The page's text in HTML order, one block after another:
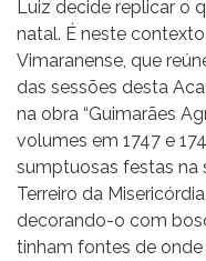
Luiz decide replicar o
natal. É neste
Vimaranense, que
das sessões desta
na obra “Guimarães
volumes em 1747 e
sumptuosas festas na
Terreiro da
decorando-o com
tinham fontes de onde